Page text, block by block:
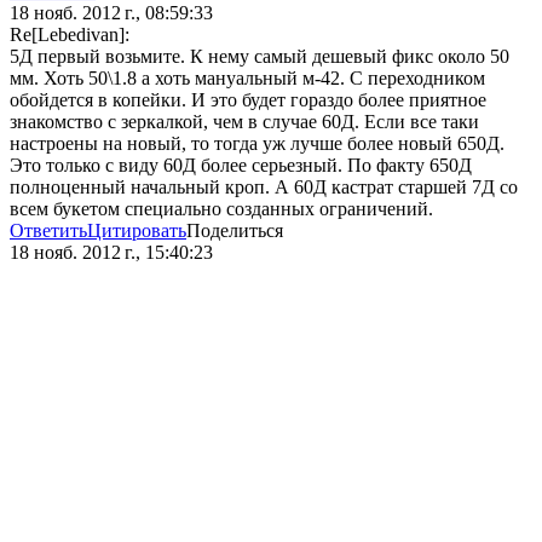
18 нояб. 2012 г., 08:59:33
Re[Lebedivan]:
5Д первый возьмите. К нему самый дешевый фикс около 50
мм. Хоть 50\1.8 а хоть мануальный м-42. С переходником
обойдется в копейки. И это будет гораздо более приятное
знакомство с зеркалкой, чем в случае 60Д. Если все таки
настроены на новый, то тогда уж лучше более новый 650Д.
Это только с виду 60Д более серьезный. По факту 650Д
полноценный начальный кроп. А 60Д кастрат старшей 7Д со
всем букетом специально созданных ограничений.
ОтветитьЦитироватьПоделиться
18 нояб. 2012 г., 15:40:23